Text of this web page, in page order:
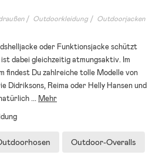
Outdoorkleidung Outdoorjacken
oder Funktionsjacke schützt
dabei gleichzeitig atmungsaktiv. Im
findest Du zahlreiche tolle Modelle von
Didriksons, Reima oder Helly Hansen und
... Mehr
Outdoor-Overalls